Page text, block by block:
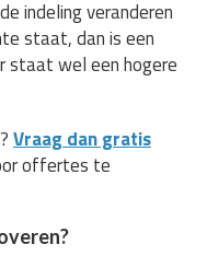
indeling veranderen
staat, dan is een
staat wel een hogere
Vraag dan gratis
offertes te